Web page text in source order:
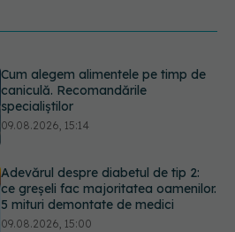
Adevărul despre diabetul de tip 2:
ce greșeli fac majoritatea oamenilor.
5 mituri demontate de medici
09.08.2026, 15:00
Cancerul s-a extins la oase și nu
numai. Starea lui Joe Biden s-a
înrăutățit. Fiul său dezvăluie cât de
gravă este boala